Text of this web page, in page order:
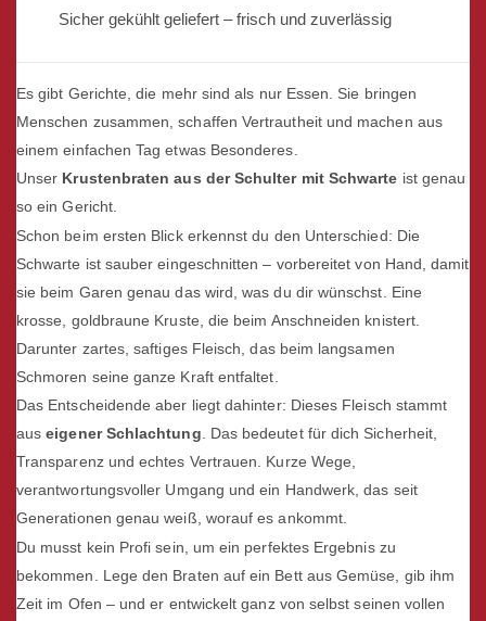
Sicher gekühlt geliefert – frisch und zuverlässig
Es gibt Gerichte, die mehr sind als nur Essen. Sie bringen
Menschen zusammen, schaffen Vertrautheit und machen aus
einem einfachen Tag etwas Besonderes.
Unser Krustenbraten aus der Schulter mit Schwarte ist genau
so ein Gericht.
Schon beim ersten Blick erkennst du den Unterschied: Die
Schwarte ist sauber eingeschnitten – vorbereitet von Hand, damit
sie beim Garen genau das wird, was du dir wünschst. Eine
krosse, goldbraune Kruste, die beim Anschneiden knistert.
Darunter zartes, saftiges Fleisch, das beim langsamen
Schmoren seine ganze Kraft entfaltet.
Das Entscheidende aber liegt dahinter: Dieses Fleisch stammt
auseigener Schlachtung. Das bedeutet für dich Sicherheit,
Transparenz und echtes Vertrauen. Kurze Wege,
verantwortungsvoller Umgang und ein Handwerk, das seit
Generationen genau weiß, worauf es ankommt.
Du musst kein Profi sein, um ein perfektes Ergebnis zu
bekommen. Lege den Braten auf ein Bett aus Gemüse, gib ihm
Zeit im Ofen – und er entwickelt ganz von selbst seinen vollen